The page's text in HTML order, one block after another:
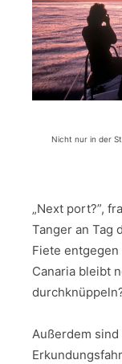
Nicht nur in der
„Next port?”,
Tanger an Tag
Fiete entgegen
Canaria bleibt
Außerdem